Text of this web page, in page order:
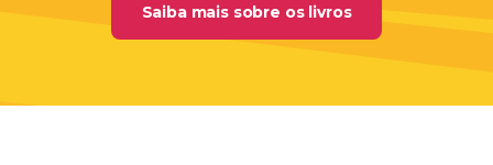
Saiba mais sobre os livrosda coleção